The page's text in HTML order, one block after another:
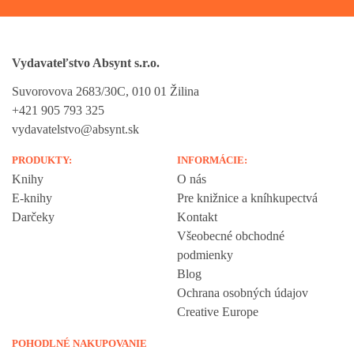
Vydavateľstvo Absynt s.r.o.
Suvorovova 2683/30C, 010 01 Žilina
+421 905 793 325
vydavatelstvo@absynt.sk
PRODUKTY:
Knihy
E-knihy
Darčeky
INFORMÁCIE:
O nás
Pre knižnice a kníhkupectvá
Kontakt
Všeobecné obchodné
podmienky
Blog
Ochrana osobných údajov
Creative Europe
POHODLNÉ NAKUPOVANIE